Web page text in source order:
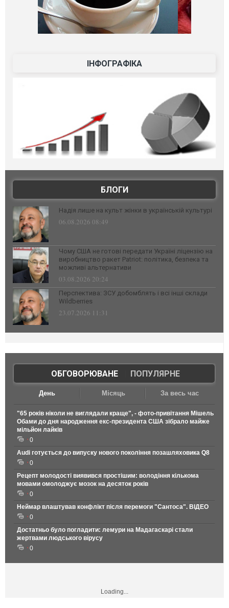
ІНФОГРАФІКА
БЛОГИ
Надія лише на культ жінки в українській культурі
06.08.2026 08:49
Чому США не готові передати Україні ліцензію на
виробництво ракет Patriot: політика, безпека та
можливі альтернативи
03.08.2026 20:24
Перспектива: ЗСУ добомблять і всі інші склади
Wildberries
23.07.2026 11:31
ОБГОВОРЮВАНЕ| ПОПУЛЯРНЕ
День Місяць За весь час
"65 років ніколи не виглядали краще", - фото-привітання Мішель
Обами до дня народження екс-президента США зібрало майже
мільйон лайків
0
Audi готується до випуску нового покоління позашляховика Q8
0
Рецепт молодості виявився простішим: володіння кількома
мовами омолоджує мозок на десяток років
0
Неймар влаштував конфлікт після перемоги "Сантоса". ВІДЕО
0
Достатньо було погладити: лемури на Мадагаскарі стали
жертвами людського вірусу
0
Loading...